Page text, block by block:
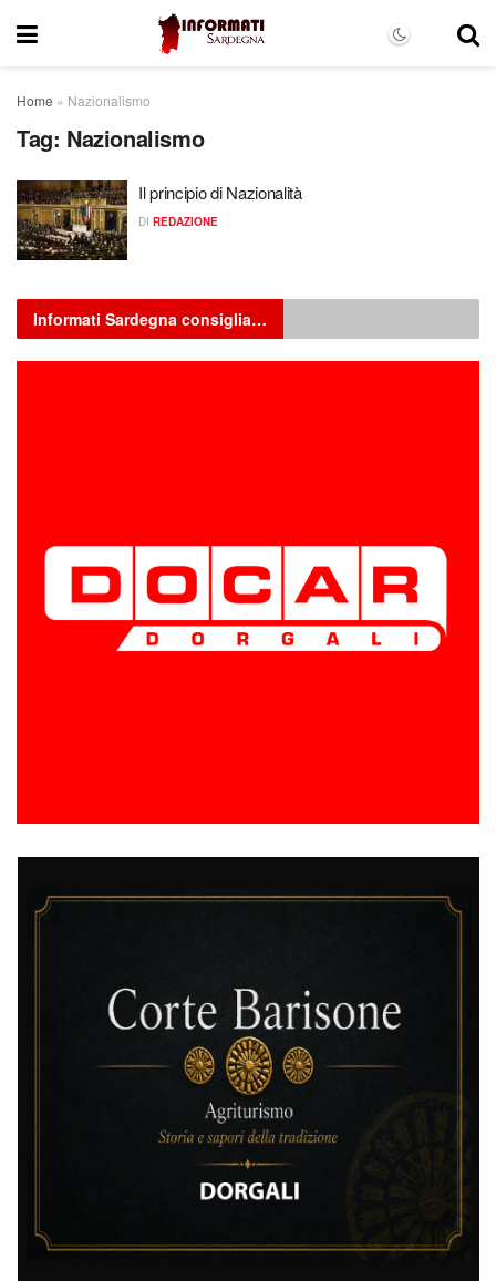
Home » Nazionalismo
Tag: Nazionalismo
Il principio di Nazionalità
DI REDAZIONE
Informati Sardegna consiglia…